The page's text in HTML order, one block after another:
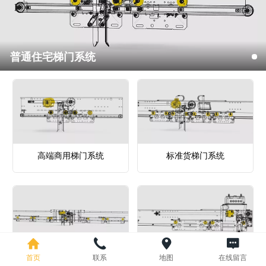
普通住宅梯门系统
高端商用梯门系统 标准货梯门系统
超大载重货梯门系统 特种梯门系统
首页 联系 地图 在线留言